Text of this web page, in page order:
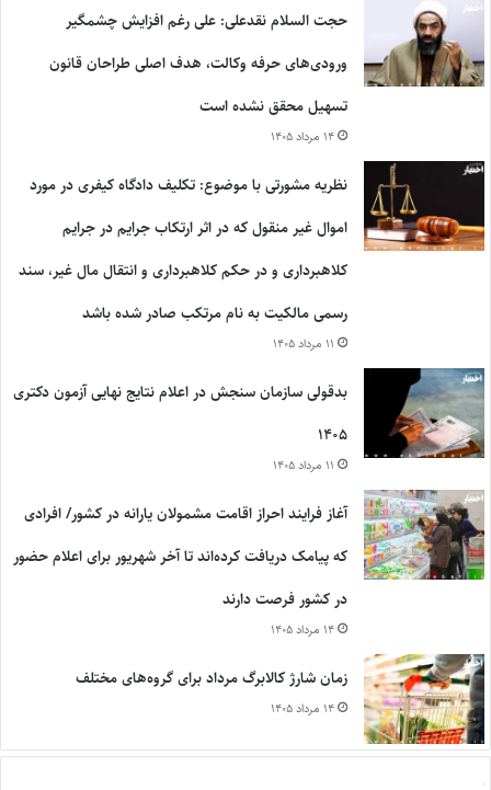
حجت السلام نقدعلی: علی رغم افزایش چشمگیر
ورودی‌های حرفه وکالت، هدف اصلی طراحان قانون
تسهیل محقق نشده است
۱۴ مرداد ۱۴۰۵
نظریه مشورتی با موضوع: تکلیف دادگاه کیفری در مورد
اموال غیر منقول که در اثر ارتکاب جرایم در جرایم
کلاهبرداری و در حکم کلاهبرداری و انتقال مال غیر، سند
رسمی مالکیت به نام مرتکب صادر شده باشد
۱۱ مرداد ۱۴۰۵
بدقولی سازمان سنجش در اعلام نتایج نهایی آزمون دکتری
۱۴۰۵
۱۱ مرداد ۱۴۰۵
آغاز فرایند احراز اقامت مشمولان یارانه در کشور/ افرادی
که پیامک دریافت کرده‌اند تا آخر شهریور برای اعلام حضور
در کشور فرصت دارند
۱۴ مرداد ۱۴۰۵
زمان شارژ کالابرگ مرداد برای گروه‌های مختلف
۱۴ مرداد ۱۴۰۵